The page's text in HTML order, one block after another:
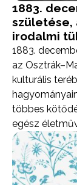
1883.
születése,
irodalmi
1883.
az
kulturális
többes
egész